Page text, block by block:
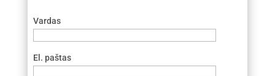
Vardas
El. paštas